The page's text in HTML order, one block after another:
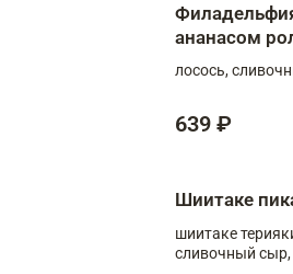
ананасом
лосось,
639 ₽
Шиитаке
шиитаке
сливочный сыр,